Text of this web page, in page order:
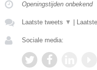
Openingstijden onbekend
Laatste tweets ▼
Sociale media: